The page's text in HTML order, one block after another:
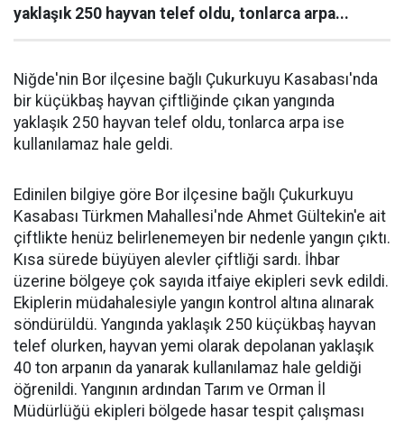
yaklaşık 250 hayvan telef oldu, tonlarca arpa...
Niğde'nin Bor ilçesine bağlı Çukurkuyu Kasabası'nda
bir küçükbaş hayvan çiftliğinde çıkan yangında
yaklaşık 250 hayvan telef oldu, tonlarca arpa ise
kullanılamaz hale geldi.
Edinilen bilgiye göre Bor ilçesine bağlı Çukurkuyu
Kasabası Türkmen Mahallesi'nde Ahmet Gültekin'e ait
çiftlikte henüz belirlenemeyen bir nedenle yangın çıktı.
Kısa sürede büyüyen alevler çiftliği sardı. İhbar
üzerine bölgeye çok sayıda itfaiye ekipleri sevk edildi.
Ekiplerin müdahalesiyle yangın kontrol altına alınarak
söndürüldü. Yangında yaklaşık 250 küçükbaş hayvan
telef olurken, hayvan yemi olarak depolanan yaklaşık
40 ton arpanın da yanarak kullanılamaz hale geldiği
öğrenildi. Yangının ardından Tarım ve Orman İl
Müdürlüğü ekipleri bölgede hasar tespit çalışması